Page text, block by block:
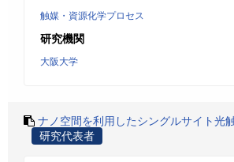
触媒・資源化学プロセス
研究機関
大阪大学
ナノ空間を利用したシングルサイト光
研究代表者